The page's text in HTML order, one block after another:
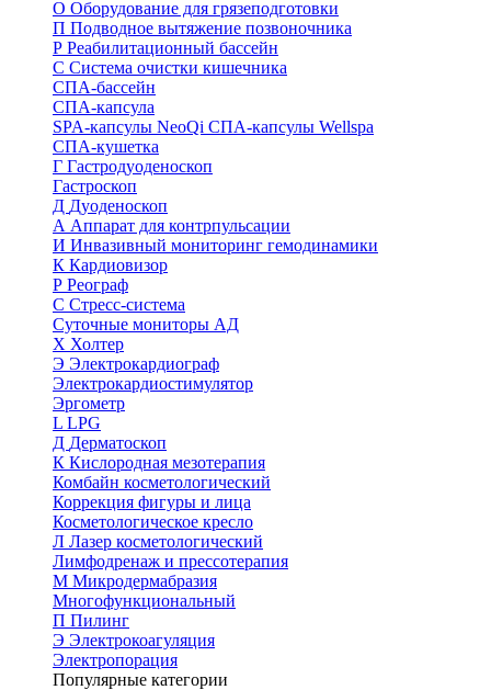
О Оборудование для грязеподготовки
П Подводное вытяжение позвоночника
Р Реабилитационный бассейн
С Система очистки кишечника
СПА-бассейн
СПА-капсула
SPA-капсулы NeoQi СПА-капсулы Wellspa
СПА-кушетка
Г Гастродуоденоскоп
Гастроскоп
Д Дуоденоскоп
А Аппарат для контрпульсации
И Инвазивный мониторинг гемодинамики
К Кардиовизор
Р Реограф
С Стресс-система
Суточные мониторы АД
Х Холтер
Э Электрокардиограф
Электрокардиостимулятор
Эргометр
L LPG
Д Дерматоскоп
К Кислородная мезотерапия
Комбайн косметологический
Коррекция фигуры и лица
Косметологическое кресло
Л Лазер косметологический
Лимфодренаж и прессотерапия
М Микродермабразия
Многофункциональный
П Пилинг
Э Электрокоагуляция
Электропорация
Популярные категории